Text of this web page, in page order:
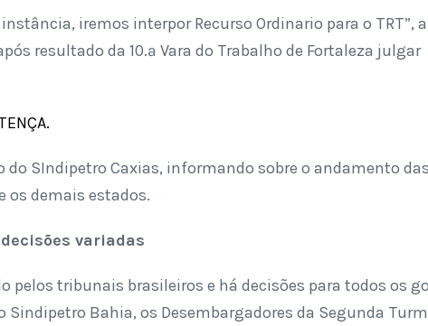
iremos interpor Recurso Ordinario para o TRT”,
resultado da 10.ª Vara do Trabalho de Fortaleza julgar
SIndipetro Caxias, informando sobre o andamento
os demais estados.
decisões variadas
pelos tribunais brasileiros e há decisões para todos os
Sindipetro Bahia, os Desembargadores da Segunda